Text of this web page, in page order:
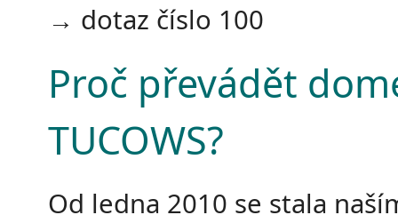
→ dotaz číslo 100
Proč převádět
TUCOWS?
Od ledna 2010 se stala